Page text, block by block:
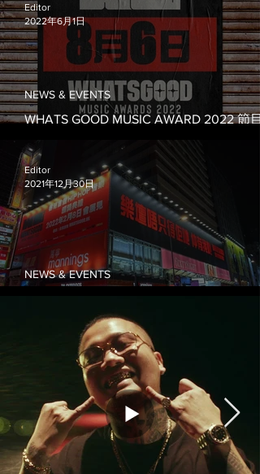
WHATS GOOD MUSIC AWARD 2022 節目
NEWS & EVENTS
Editor
2022年6月1日
NEWS & EVENTS
Editor
2021年12月30日